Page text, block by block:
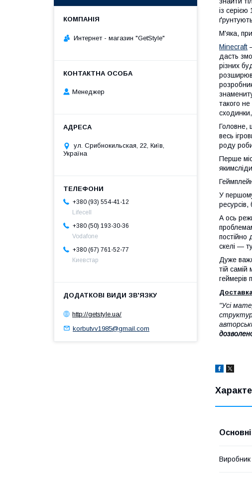
із
М'яка,
Minecraft
дасть
різних
такого
Головне,
весь
роду
Перше
У
ресурсів,
А ось
постійно
скелі —
Дуже
тій самій
геймерів
"Усі
Основні
Виробник
Интернет - магазин "GetStyle"
Менеджер
ул. Срибнокильская, 22, Київ,
Україна
+380 (93) 554-41-12
Lifecell
+380 (50) 193-30-36
Vodafone
+380 (67) 761-52-77
Киевстар
http://getstyle.ua/
korbutvv1985@gmail.com